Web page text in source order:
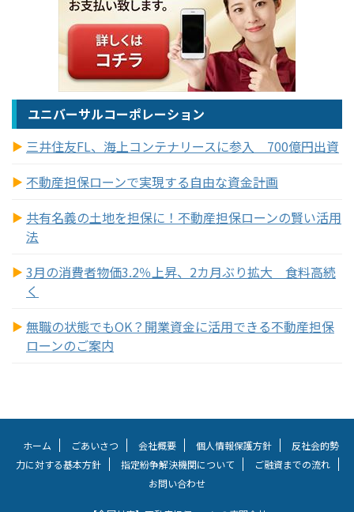
ユニバーサルコーポレーション
三井住友FL、海上コンテナリースに参入 700億円出資
不動産担保ローンで実現する自由な資金計画
共有名義の土地を担保に！不動産担保ローンの賢い活用
法
3月の消費者物価3.2％上昇、2カ月ぶり拡大 食料高続
く
無職の状態でもOK？開業資金に活用できる不動産担保
ローンのご案内
ホーム ごあいさつ 会社概要 個人情報保護方針
反社会的勢
力に対する基本方針
指定紛争解決機関について
ご融資までの流れ
お問い合わせ